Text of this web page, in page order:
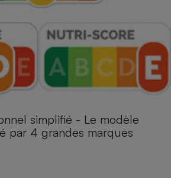
simplifié - Le modèle
par 4 grandes marques